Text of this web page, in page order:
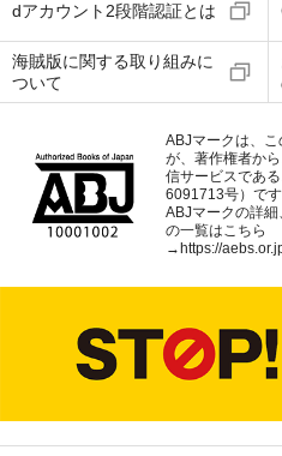
dアカウント2段階認証とは
海賊版に関する取り組みに
ついて
ABJマークは、
が、著作権者か
信サービスであ
6091713号）です
ABJマークの詳
の一覧はこちら
→ https://